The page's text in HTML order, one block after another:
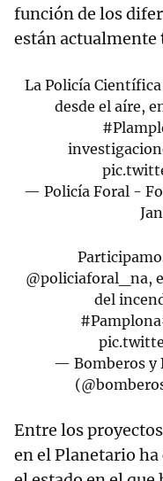
función de los
están actualmente
La Policía
desde el aíre,
— Policía Foral -
@policiaforal_na,
del
#Pamplona
— Bomberos y
Entre los
en el Planetario